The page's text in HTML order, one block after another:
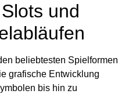
und
beliebtesten Spielformen
grafische Entwicklung
bis hin zu